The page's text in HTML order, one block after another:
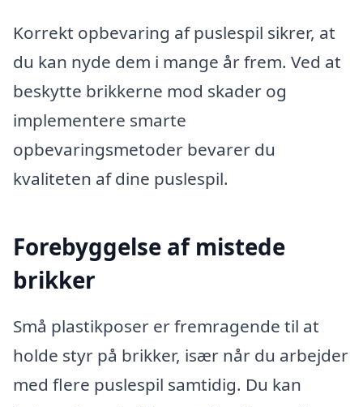
Korrekt opbevaring af puslespil sikrer, at
du kan nyde dem i mange år frem. Ved at
beskytte brikkerne mod skader og
implementere smarte
opbevaringsmetoder bevarer du
kvaliteten af dine puslespil.
Forebyggelse af mistede
brikker
Små plastikposer er fremragende til at
holde styr på brikker, især når du arbejder
med flere puslespil samtidig. Du kan